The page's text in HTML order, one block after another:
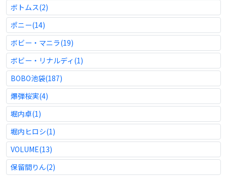
ボトムス(2)
ポニー(14)
ボビー・マニラ(19)
ボビー・リナルディ(1)
BOBO池袋(187)
爆弾桜実(4)
堀内卓(1)
堀内ヒロシ(1)
VOLUME(13)
保留間りん(2)